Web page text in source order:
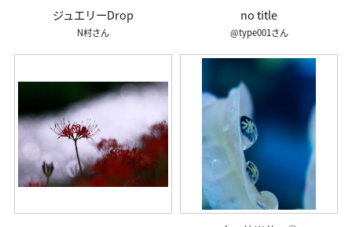
ジュエリーDrop
N村
no title
@type001